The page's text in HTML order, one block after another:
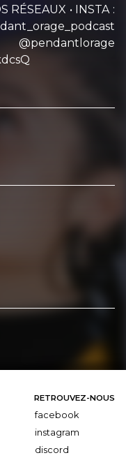
• INSTA :
RETROUVEZ-NOUS
facebook
instagram
discord